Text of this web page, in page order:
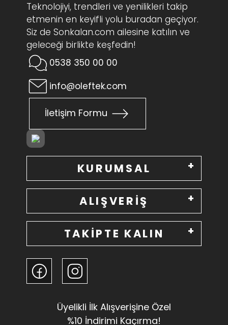
Teknolojiyi, trendleri ve yenilikleri takip
etmenin en keyifli yolu buradan geçiyor.
Siz de Sonkalan.com ailesine katılın ve
geleceği birlikte keşfedin!
0538 350 00 00
info@oleftek.com
İletişim Formu
KURUMSAL
ALIŞVERİŞ
TAKİPTE KALIN
Üyelikli İlk Alışverişine Özel
%10 İndirimi Kaçırma!